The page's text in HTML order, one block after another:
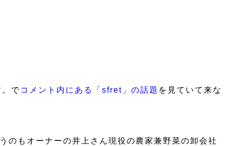
でコメント内にある「sfret」の話題 を見ていて来な
のもオーナーの井上さん現役の農家兼野菜の卸会社